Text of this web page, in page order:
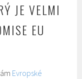
JE VELMI
EU
Evropské